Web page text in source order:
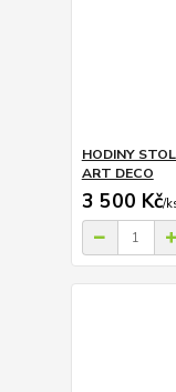
HODINY
ART DECO
3 500 Kč/